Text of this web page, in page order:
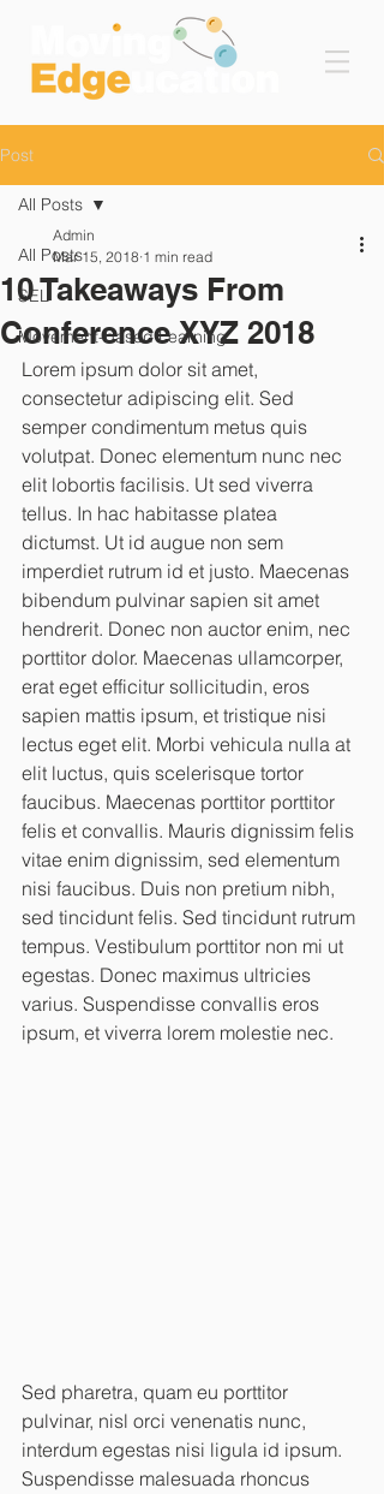
Post
All Posts
SEL
Movement-based Learning
All Posts
10 Takeaways From
Conference XYZ 2018
Admin
Mar 15, 2018 1 min read
Lorem ipsum dolor sit amet,
consectetur adipiscing elit. Sed
semper condimentum metus quis
volutpat. Donec elementum nunc nec
elit lobortis facilisis. Ut sed viverra
tellus. In hac habitasse platea
dictumst. Ut id augue non sem
imperdiet rutrum id et justo. Maecenas
bibendum pulvinar sapien sit amet
hendrerit. Donec non auctor enim, nec
porttitor dolor. Maecenas ullamcorper,
erat eget efficitur sollicitudin, eros
sapien mattis ipsum, et tristique nisi
lectus eget elit. Morbi vehicula nulla at
elit luctus, quis scelerisque tortor
faucibus. Maecenas porttitor porttitor
felis et convallis. Mauris dignissim felis
vitae enim dignissim, sed elementum
nisi faucibus. Duis non pretium nibh,
sed tincidunt felis. Sed tincidunt rutrum
tempus. Vestibulum porttitor non mi ut
egestas. Donec maximus ultricies
varius. Suspendisse convallis eros
ipsum, et viverra lorem molestie nec.
Sed pharetra, quam eu porttitor
pulvinar, nisl orci venenatis nunc,
interdum egestas nisi ligula id ipsum.
Suspendisse malesuada rhoncus